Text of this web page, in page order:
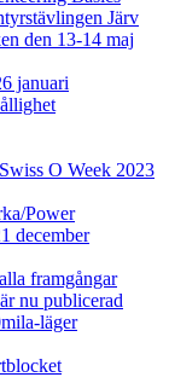
Järv
den 13-14 maj
januari
O Week 2023
Power
december
framgångar
nu publicerad
läger